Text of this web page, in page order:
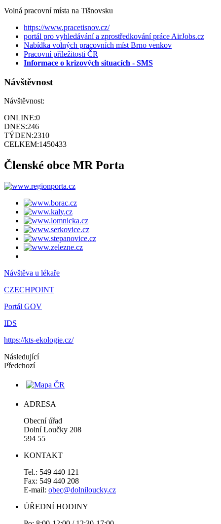
Volná pracovní místa na Tišnovsku
https://www.pracetisnov.cz/
portál pro vyhledávání a zprostředkování práce AirJobs.cz
Nabídka volných pracovních míst Brno venkov
Pracovní příležitosti ČR
Informace o krizových situacích - SMS
Návštěvnost
Návštěvnost:
ONLINE:0
DNES:246
TÝDEN:2310
CELKEM:1450433
Členské obce MR Porta
Návštěva u lékaře
CZECHPOINT
Portál GOV
IDS
https://kts-ekologie.cz/
Následující
Předchozí
ADRESA
Obecní úřad
Dolní Loučky 208
594 55
KONTAKT
Tel.: 549 440 121
Fax: 549 440 208
E-mail: obec@dolniloucky.cz
ÚŘEDNÍ HODINY